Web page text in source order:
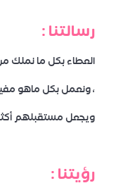
رسالتنا :
العطاء بكل ما نملك
، ونعمل بكل ماهو
ويجعل مستقبلهم أكثر
رؤيتنا :